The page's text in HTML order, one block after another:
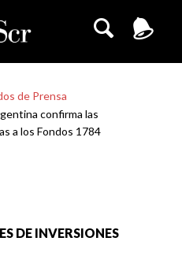
de Prensa
confirma las
a los Fondos 1784
DE INVERSIONES